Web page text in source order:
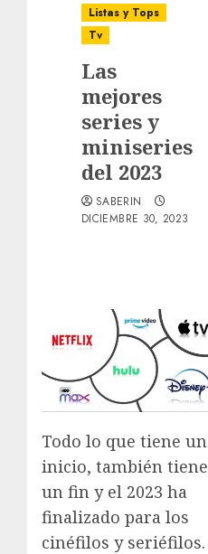
Listas y Tops
Tv
Las
mejores
series y
miniseries
del 2023
SABERIN
DICIEMBRE 30, 2023
Todo lo que tiene un
inicio, también tiene
un fin y el 2023 ha
finalizado para los
cinéfilos y seriéfilos.